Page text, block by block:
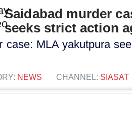
Saidabad murder
seeks strict action
case: MLA yakutpura
NEWS CHANNEL: SIASAT